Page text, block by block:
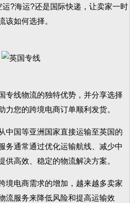
?海运?还是国际快递，让卖家一时
该如何选择。
线物流的独特优势，并分享选择
力您的跨境电商订单顺利发货。
国等亚洲国家直接运输至英国的
务通常通过优化运输航线、减少中
供高效、稳定的物流解决方案。
电商需求的增加，越来越多卖家
流服务来降低风险和提高运输效